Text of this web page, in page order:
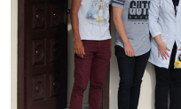
Biblioteca
Editora